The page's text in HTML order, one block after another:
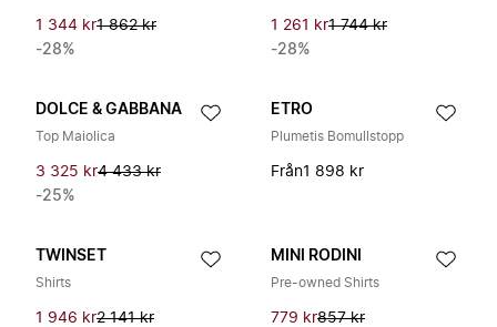
1 344 kr1 862 kr
-28%
1 261 kr1 744 kr
-28%
DOLCE & GABBANA
Top Maiolica
3 325 kr4 433 kr
-25%
ETRO
Plumetis Bomullstopp
Från1 898 kr
TWINSET
Shirts
1 946 kr2 141 kr
MINI RODINI
Pre-owned Shirts
779 kr857 kr